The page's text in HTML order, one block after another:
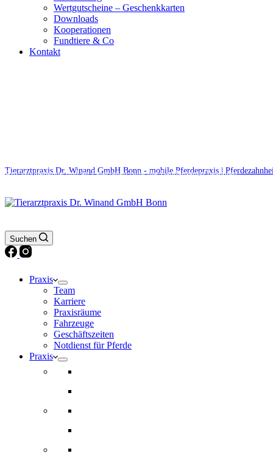
Wertgutscheine – Geschenkkarten
Downloads
Kooperationen
Fundtiere & Co
Kontakt
Am Wochenende und an Feiertagen bitte die Bandansagen beachten.
Tierarztpraxis Dr. Winand GmbH Bonn - mobile Pferdepraxis |
Suchen
Praxis
Team
Karriere
Praxisräume
Fahrzeuge
Geschäftszeiten
Notdienst für Pferde
Praxis